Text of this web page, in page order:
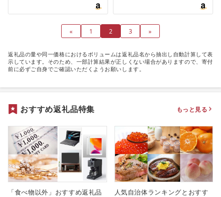
« 1 2 3 »
返礼品の量や同一価格におけるボリュームは返礼品名から抽出し自動計算して表
示しています。そのため、一部計算結果が正しくない場合がありますので、寄付
前に必ずご自身でご確認いただくようお願いします。
おすすめ返礼品特集 もっと見る
「食べ物以外」おすすめ返礼品
人気自治体ランキングとおすす